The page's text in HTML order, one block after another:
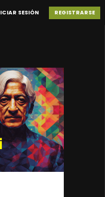
REGISTRARSE
SESIÓN